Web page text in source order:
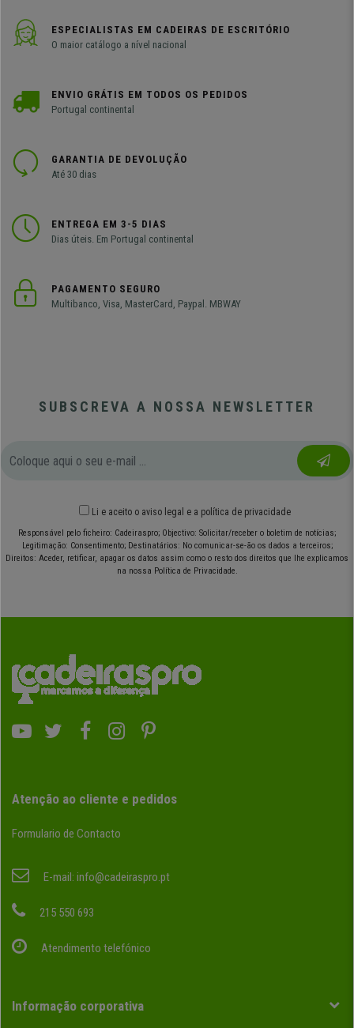
ESPECIALISTAS EM CADEIRAS DE ESCRITÓRIO
O maior catálogo a nível nacional
ENVIO GRÁTIS EM TODOS OS PEDIDOS
Portugal continental
GARANTIA DE DEVOLUÇÃO
Até 30 dias
ENTREGA EM 3-5 DIAS
Dias úteis. Em Portugal continental
PAGAMENTO SEGURO
Multibanco, Visa, MasterCard, Paypal. MBWAY
SUBSCREVA A NOSSA NEWSLETTER
Li e aceito o aviso legal e a política de privacidade
Responsável pelo ficheiro: Cadeiraspro; Objectivo: Solicitar/receber o boletim de notícias;
Legitimação: Consentimento; Destinatários: No comunicar-se-ão os dados a terceiros;
Direitos: Aceder, retificar, apagar os datos assim como o resto dos direitos que lhe explicamos
na nossa Política de Privacidade.
Atenção ao cliente e pedidos
Formulario de Contacto
E-mail: info@cadeiraspro.pt
215 550 693
Atendimento telefónico
Informação corporativa